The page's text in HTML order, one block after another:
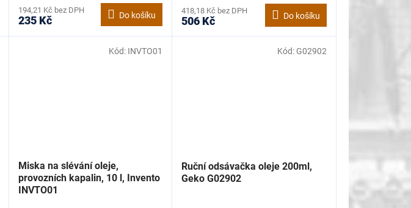
194,21 Kč bez DPH
235 Kč Do košíku 418,18 Kč bez DPH
506 Kč Do košíku
Miska na slévání oleje,
provozních kapalin, 10 l, Invento
INVTO01
Kód: INVTO01
Ruční odsávačka oleje 200ml,
Geko G02902
Kód: G02902